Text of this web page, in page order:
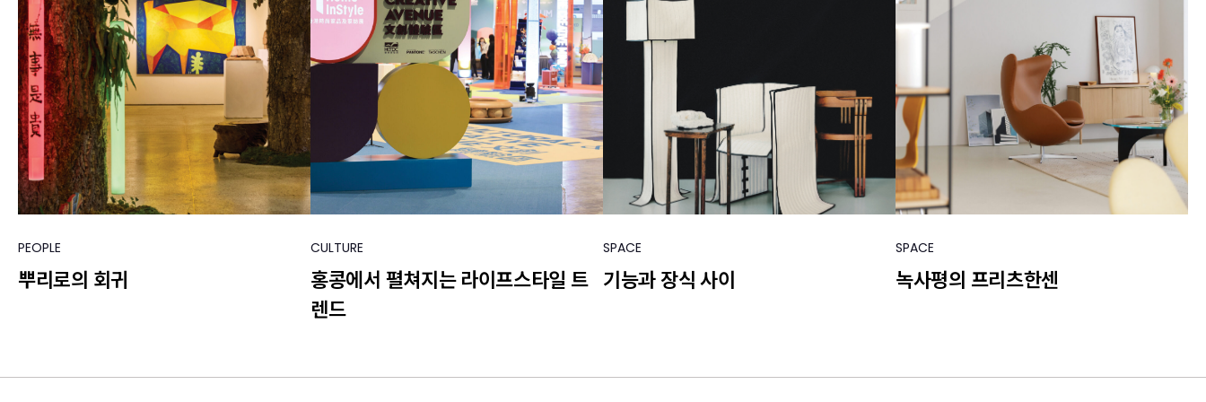
PEOPLE
뿌리로의 회귀
CULTURE
홍콩에서 펼쳐지는 라이프스타일 트
렌드
SPACE
기능과 장식 사이
SPACE
녹사평의 프리츠한센